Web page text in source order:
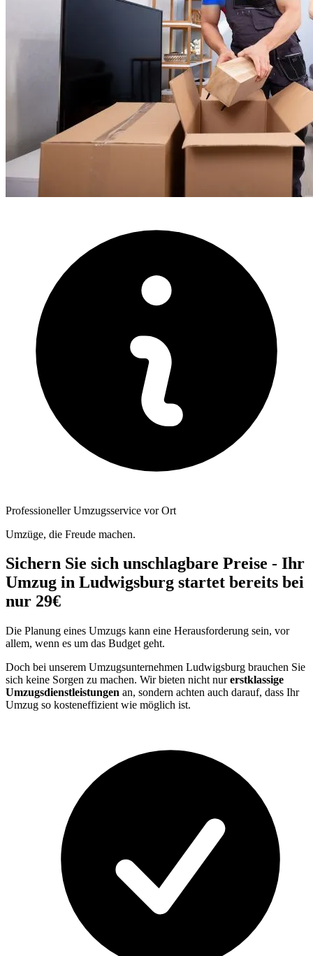
Professioneller Umzugsservice vor Ort
Umzüge, die Freude machen.
Sichern Sie sich unschlagbare Preise - Ihr
Umzug in Ludwigsburg startet bereits bei
nur 29€
Die Planung eines Umzugs kann eine Herausforderung sein, vor
allem, wenn es um das Budget geht.
Doch bei unserem Umzugsunternehmen Ludwigsburg brauchen Sie
sich keine Sorgen zu machen. Wir bieten nicht nurerstklassige
Umzugsdienstleistungen an, sondern achten auch darauf, dass Ihr
Umzug so kosteneffizient wie möglich ist.